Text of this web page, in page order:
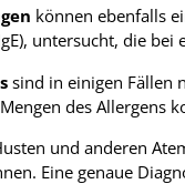
können ebenfalls
untersucht, die
sind in einigen Fällen
des Allergens
und anderen
Eine genaue